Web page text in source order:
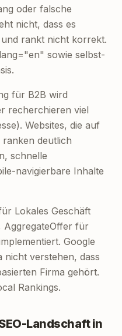
oder falsche
nicht, dass es
rankt nicht korrekt.
sowie selbst-
für B2B wird
recherchieren viel
Websites, die auf
deutlich
schnelle
navigierbare Inhalte
Lokales Geschäft
AggregateOffer für
Google
verstehen, dass
Firma gehört.
Rankings.
Landschaft in